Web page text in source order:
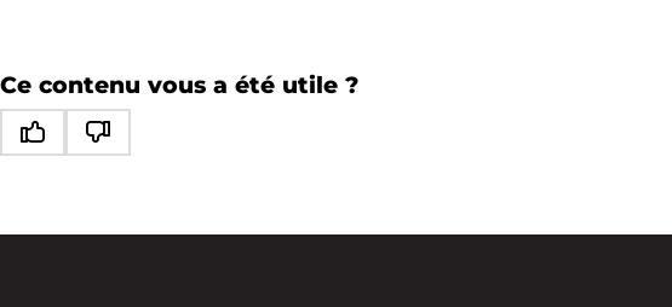
Ce contenu vous a été utile ?